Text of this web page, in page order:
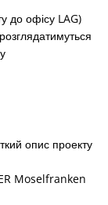
до офісу LAG)
опис проекту
Moselfranken